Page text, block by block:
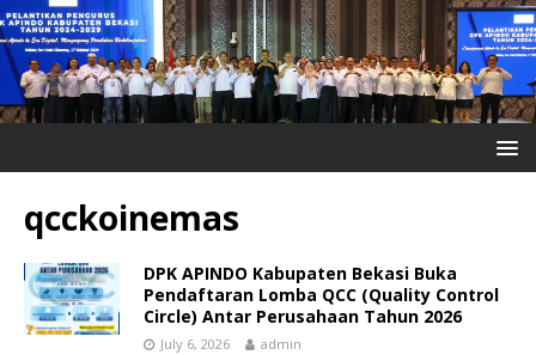
qcckoinemas
DPK APINDO Kabupaten Bekasi Buka
Pendaftaran Lomba QCC (Quality Control
Circle) Antar Perusahaan Tahun 2026
July 6, 2026 admin